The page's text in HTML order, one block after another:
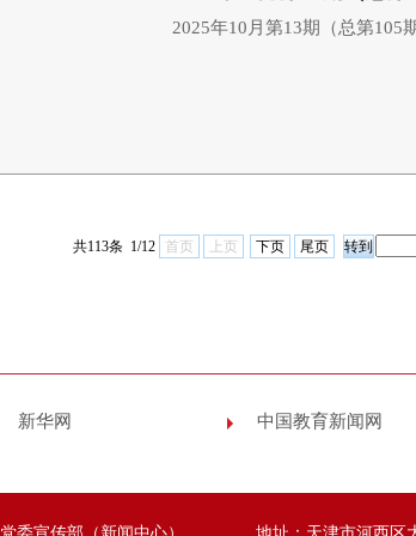
2025年10月第13期（总第105
共113条 1/12 首页 上页 下页 尾页
新华网 中国教育新闻网